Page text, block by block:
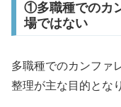
①多職種でのカ
場ではない
多職種でのカンファ
整理が主な目的とな